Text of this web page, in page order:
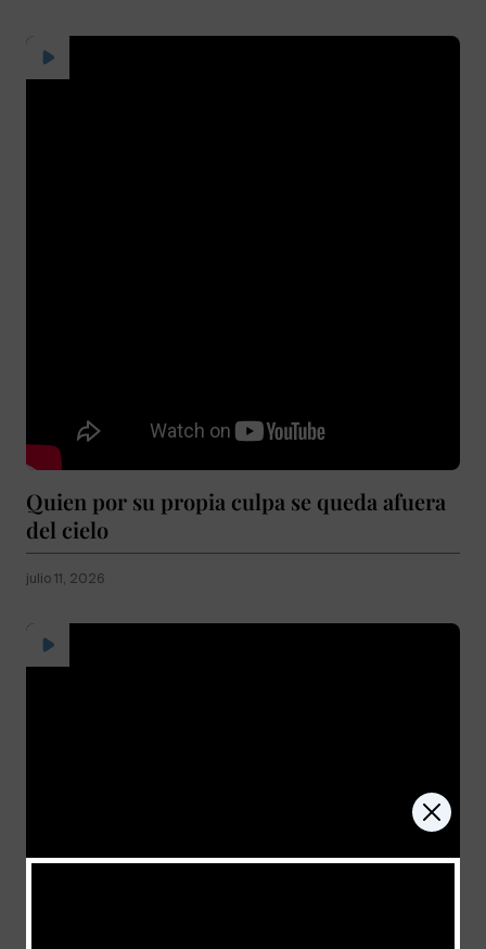
Quien por su propia culpa se queda afuera
del cielo
julio 11, 2026